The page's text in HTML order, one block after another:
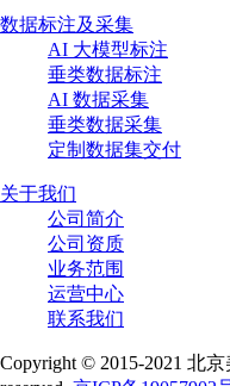
数据标注及采集
AI 大模型标注
垂类数据标注
AI 数据采集
垂类数据采集
定制数据集交付
关于我们
公司简介
公司资质
业务范围
运营中心
联系我们
Copyright © 2015-2021 北